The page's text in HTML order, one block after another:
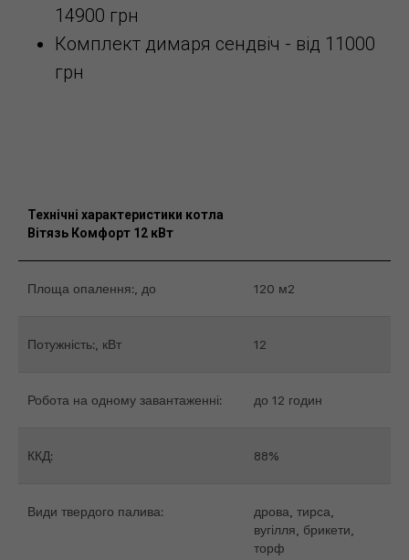
14900 грн
Комплект димаря сендвіч - від 11000
грн
Технічні характеристики котла
Вітязь Комфорт 12 кВт
Площа опалення:, до 120 м2
Потужність:, кВт 12
Робота на одному завантаженні: до 12 годин
ККД: 88%
Види твердого палива:
дрова, тирса,
вугілля, брикети,
торф